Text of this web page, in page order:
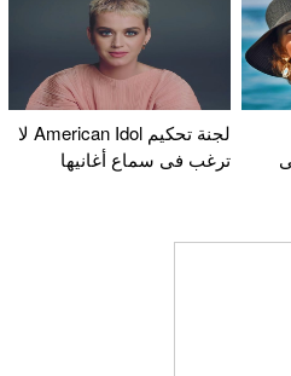
لجنة تحكيم American Idol لا
ترغب فى سماع أغانيها